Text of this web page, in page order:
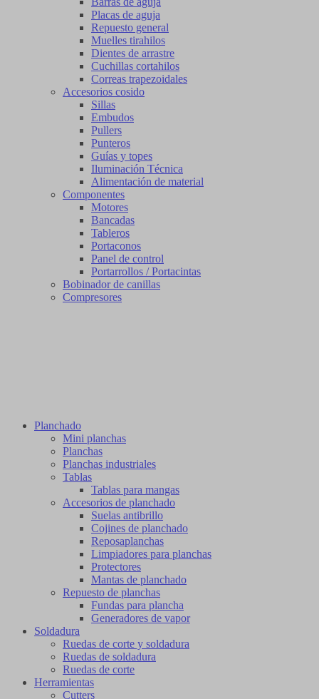
Placas de aguja
Repuesto general
Muelles tirahilos
Dientes de arrastre
Cuchillas cortahilos
Correas trapezoidales
Accesorios cosido
Sillas
Embudos
Pullers
Punteros
Guías y topes
Iluminación Técnica
Alimentación de material
Componentes
Motores
Bancadas
Tableros
Portaconos
Panel de control
Portarrollos / Portacintas
Bobinador de canillas
Compresores
Planchado
Mini planchas
Planchas
Planchas industriales
Tablas
Tablas para mangas
Accesorios de planchado
Suelas antibrillo
Cojines de planchado
Reposaplanchas
Limpiadores para planchas
Protectores
Mantas de planchado
Repuesto de planchas
Fundas para plancha
Generadores de vapor
Soldadura
Ruedas de corte y soldadura
Ruedas de soldadura
Ruedas de corte
Herramientas
Cutters